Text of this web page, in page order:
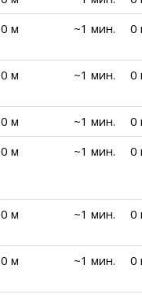
0 м ~1 мин. 0
0 м ~1 мин. 0
0 м ~1 мин.
0
0 м ~1 мин. 0
0 м ~1 мин. 0
0 м ~1 мин. 0